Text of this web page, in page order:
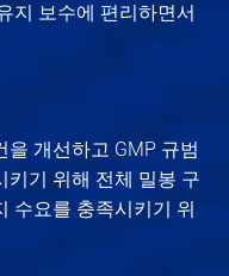
지 보수에 편리하면서
개선하고 GMP 규범
키기 위해 전체 밀봉 구
수요를 충족시키기 위